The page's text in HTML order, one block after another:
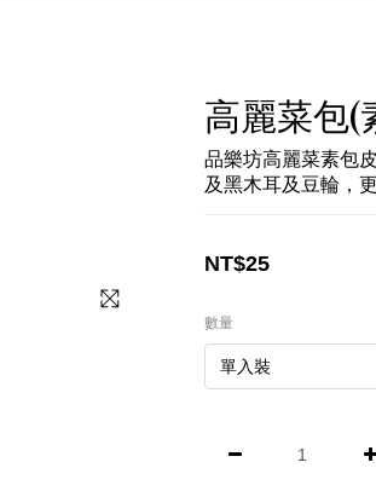
高麗菜包(
品樂坊高麗菜素包
及黑木耳及豆輪，
NT$25
數量